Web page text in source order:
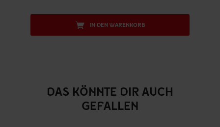
IN DEN WARENKORB
DAS KÖNNTE DIR AUCH
GEFALLEN